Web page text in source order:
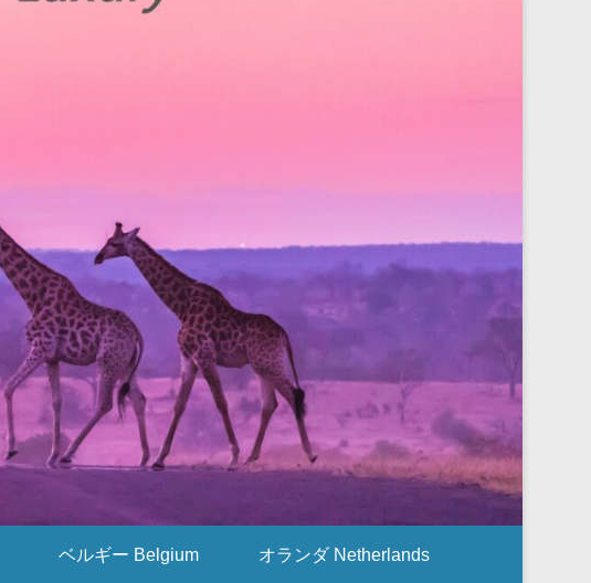
ベルギー Belgium オランダ Netherlands